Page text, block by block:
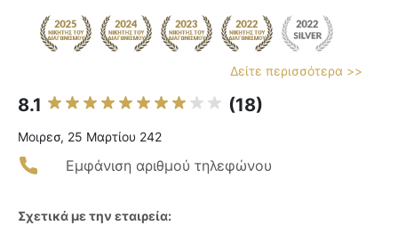
Δείτε περισσότερα >>
8.1 (18)
Μοιρεσ, 25 Μαρτίου 242
Εμφάνιση αριθμού τηλεφώνου
Σχετικά με την εταιρεία: